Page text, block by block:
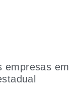
empresas em